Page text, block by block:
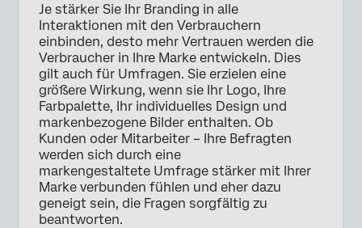
Je stärker Sie Ihr Branding in alle
Interaktionen mit den Verbrauchern
einbinden, desto mehr Vertrauen werden die
Verbraucher in Ihre Marke entwickeln. Dies
gilt auch für Umfragen. Sie erzielen eine
größere Wirkung, wenn sie Ihr Logo, Ihre
Farbpalette, Ihr individuelles Design und
markenbezogene Bilder enthalten. Ob
Kunden oder Mitarbeiter – Ihre Befragten
werden sich durch eine
markengestaltete Umfrage stärker mit Ihrer
Marke verbunden fühlen und eher dazu
geneigt sein, die Fragen sorgfältig zu
beantworten.